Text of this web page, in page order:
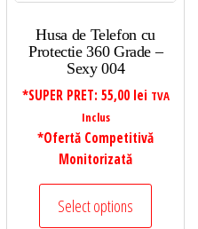
Husa de Telefon cu
Protectie 360 Grade –
Sexy 004
*SUPER PRET: 55,00 lei TVA
Inclus
*Ofertă Competitivă
Monitorizată
Select options